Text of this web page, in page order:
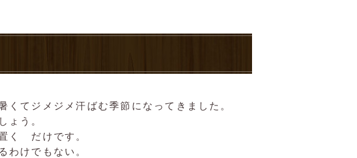
てジメジメ汗ばむ季節になってきました。
ょう。
く だけです。
わけでもない。